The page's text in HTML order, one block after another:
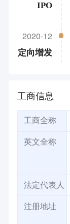
IPO
2020-12
定向增发
工商信息
工商全称
英文全称
法定代表人
注册地址